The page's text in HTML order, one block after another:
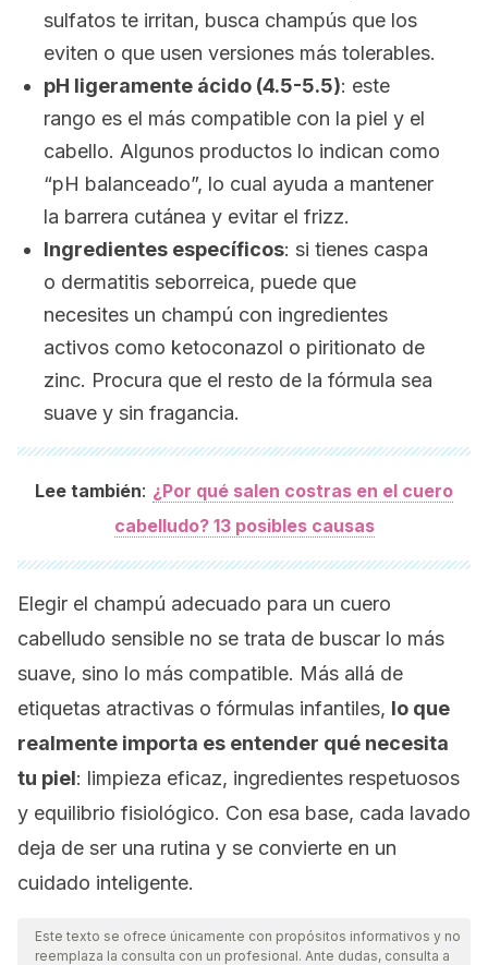
sulfatos te irritan, busca champús que los
eviten o que usen versiones más tolerables.
pH ligeramente ácido (4.5-5.5): este
rango es el más compatible con la piel y el
cabello. Algunos productos lo indican como
“pH balanceado”, lo cual ayuda a mantener
la barrera cutánea y evitar el frizz.
Ingredientes específicos: si tienes caspa
o dermatitis seborreica, puede que
necesites un champú con ingredientes
activos como ketoconazol o piritionato de
zinc. Procura que el resto de la fórmula sea
suave y sin fragancia.
Lee también: ¿Por qué salen costras en el cuero
cabelludo? 13 posibles causas
Elegir el champú adecuado para un cuero
cabelludo sensible no se trata de buscar lo más
suave, sino lo más compatible. Más allá de
etiquetas atractivas o fórmulas infantiles, lo que
realmente importa es entender qué necesita
tu piel: limpieza eficaz, ingredientes respetuosos
y equilibrio fisiológico. Con esa base, cada lavado
deja de ser una rutina y se convierte en un
cuidado inteligente.
Este texto se ofrece únicamente con propósitos informativos y no
reemplaza la consulta con un profesional. Ante dudas, consulta a